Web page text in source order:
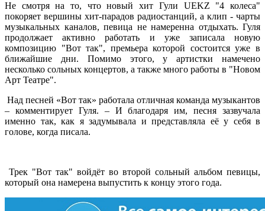
Не смотря на то, что новый хит Гули UEKZ "4 колеса"
покоряет вершины хит-парадов радиостанций, а клип - чарты
музыкальных каналов, певица не намеренна отдыхать. Гуля
продолжает активно работать и уже записала новую
композицию "Вот так", премьера которой состоится уже в
ближайшие дни. Помимо этого, у артистки намечено
несколько сольных концертов, а также много работы в "Новом
Арт Театре".
Над песней «Вот так» работала отличная команда музыкантов
– комментирует Гуля. – И благодаря им, песня зазвучала
именно так, как я задумывала и представляла её у себя в
голове, когда писала.
Трек "Вот так" войдёт во второй сольный альбом певицы,
который она намерена выпустить к концу этого года.